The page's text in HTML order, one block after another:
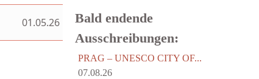
01.05.26
Bald endende
Ausschreibungen:
PRAG – UNESCO CITY OF...
07.08.26